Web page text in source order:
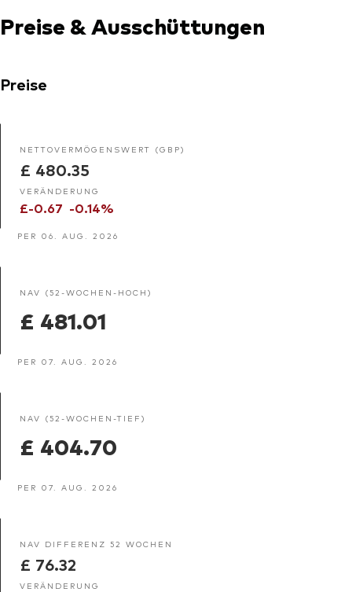
Preise & Ausschüttungen
Preise
NETTOVERMÖGENSWERT (GBP)
£ 480.35
VERÄNDERUNG
£-0.67 -0.14%
PER 06. AUG. 2026
NAV (52-WOCHEN-HOCH)
£ 481.01
PER 07. AUG. 2026
NAV (52-WOCHEN-TIEF)
£ 404.70
PER 07. AUG. 2026
NAV DIFFERENZ 52 WOCHEN
£ 76.32
VERÄNDERUNG